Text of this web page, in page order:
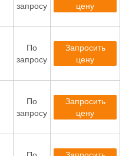
запросу
цену
По
запросу
Запросить
цену
По
запросу
Запросить
цену